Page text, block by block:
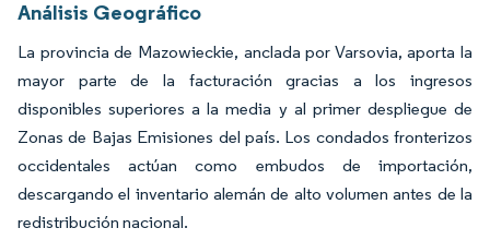
Análisis Geográfico
La provincia de Mazowieckie, anclada por Varsovia, aporta la
mayor parte de la facturación gracias a los ingresos
disponibles superiores a la media y al primer despliegue de
Zonas de Bajas Emisiones del país. Los condados fronterizos
occidentales actúan como embudos de importación,
descargando el inventario alemán de alto volumen antes de la
redistribución nacional.